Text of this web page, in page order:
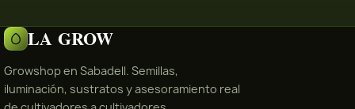
LA GROW
Growshop en Sabadell. Semillas,
iluminación, sustratos y asesoramiento real